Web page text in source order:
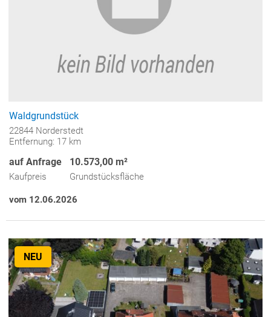
Waldgrundstück
22844 Norderstedt
Entfernung: 17 km
auf Anfrage
Kaufpreis
10.573,00 m²
Grundstücksfläche
vom 12.06.2026
NEU